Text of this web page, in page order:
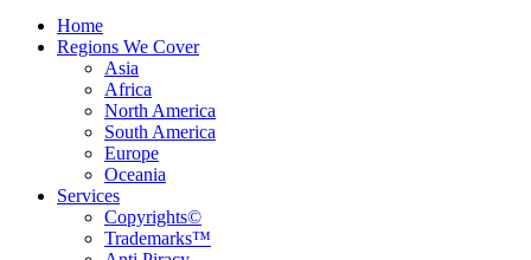
Home
Regions We Cover
Asia
Africa
North America
South America
Europe
Oceania
Services
Copyrights©
Trademarks™